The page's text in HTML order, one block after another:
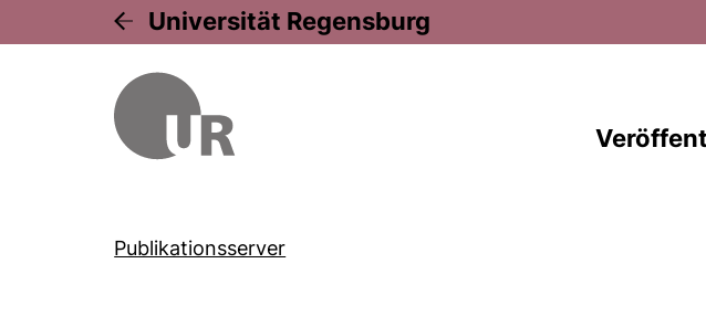
Universität Regensburg
Publikationsserver